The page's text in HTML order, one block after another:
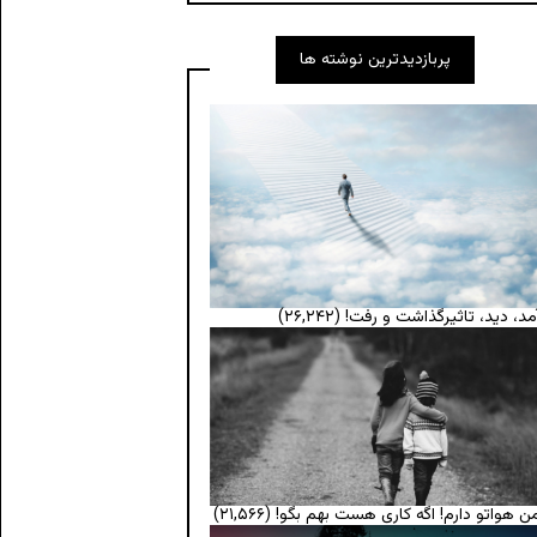
پربازدیدترین نوشته ها
دید، تاثیرگذاشت و رفت! (۲۶,۲۴۲)
هواتو دارم! اگه کاری هست بهم بگو! (۲۱,۵۶۶)